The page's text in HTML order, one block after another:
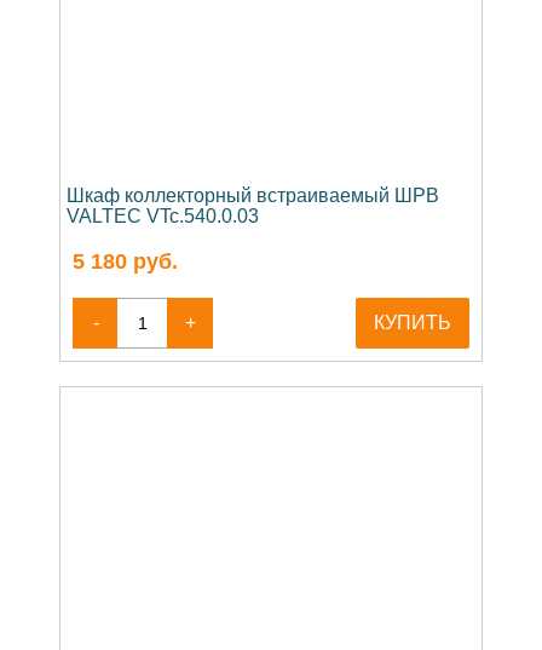
Шкаф коллекторный встраиваемый ШРВ
VALTEC VTc.540.0.03
5 180 руб.
- + КУПИТЬ